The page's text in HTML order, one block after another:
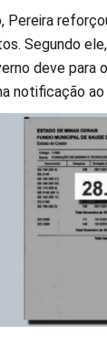
Pereira
Segundo
deve para
notificação ao